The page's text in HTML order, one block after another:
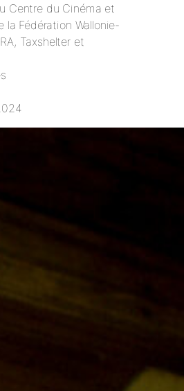
Centre du Cinéma et
la Fédération Wallonie-
Taxshelter et